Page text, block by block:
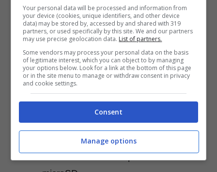
Sistema operativo Android 4.1 Jelly
Bean
Schermo touchscreen da 5 pollici di
diagonale
GPS, Wi-Fi, Bluetooth
Processore quad core Qualcomm
Snapdragon 200 Cortex-A5 con 1GB
di RAM
Fotocamera da 5 megapixel
Memoria da 4 GB espandibile via
Your personal data will be processed and information from
your device (cookies, unique identifiers, and other device
data) may be stored by, accessed by and shared with 319
partners, or used specifically by this site. We and our partners
may use precise geolocation data. List of partners.
Some vendors may process your personal data on the basis
of legitimate interest, which you can object to by managing
your options below. Look for a link at the bottom of this page
or in the site menu to manage or withdraw consent in privacy
and cookie settings.
Consent
Manage options